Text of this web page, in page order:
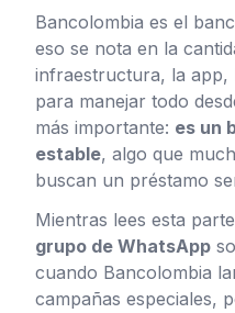
Bancolombia es el
eso se nota en la
infraestructura, la app,
para manejar todo
más importante: es un
estable, algo que
buscan un préstamo
Mientras lees esta
grupo de WhatsApp
cuando Bancolombia
campañas especiales,